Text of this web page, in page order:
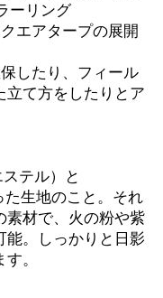
ーリング
エアタープの展開
したり、フィール
立て方をしたりとア
テル）と
生地のこと。それ
素材で、火の粉や紫
能。しっかりと日影
。